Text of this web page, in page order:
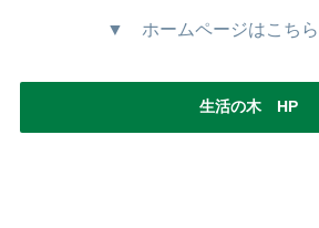
▼ ホームページはこち
生活の木 HP